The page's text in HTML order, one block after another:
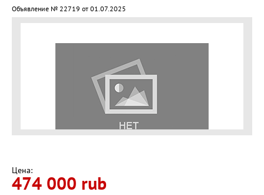
Объявление № 22719 от 01.07.2025
Цена:
474 000 rub